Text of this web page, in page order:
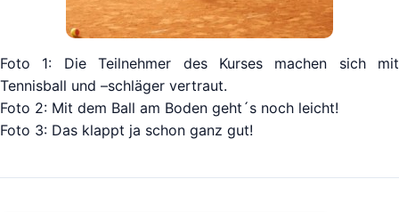
Foto 1: Die Teilnehmer des Kurses machen sich mit
Tennisball und –schläger vertraut.
Foto 2: Mit dem Ball am Boden geht´s noch leicht!
Foto 3: Das klappt ja schon ganz gut!